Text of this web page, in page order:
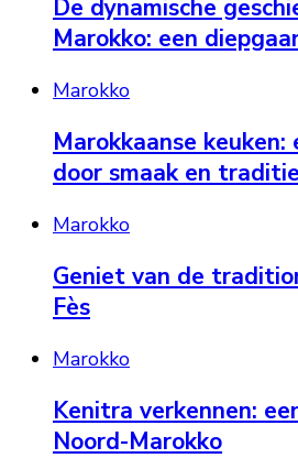
De dynamische
Marokko: een
Marokko
Marokkaanse
door smaak en traditie
Marokko
Geniet van de
Fès
Marokko
Kenitra verkennen:
Noord-Marokko